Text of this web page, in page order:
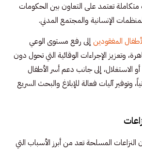
متكاملة تعتمد على التعاون بين الحكومات
الإنسانية والمجتمع المدني.
المفقودين إلى رفع مستوى الوعي
وتعزيز الإجراءات الوقائية التي تحول دون
الاستغلال، إلى جانب دعم أسر الأطفال
وتوفير آليات فعالة للإبلاغ والبحث السريع
النزاعات المسلحة تعد من أبرز الأسباب التي